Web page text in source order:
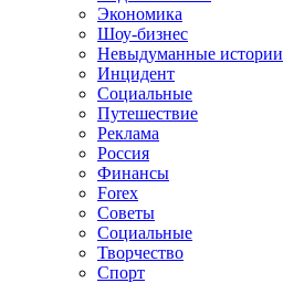
Экономика
Шоу-бизнес
Невыдуманные истории
Инцидент
Социальные
Путешествие
Реклама
Россия
Финансы
Forex
Советы
Социальные
Творчество
Спорт